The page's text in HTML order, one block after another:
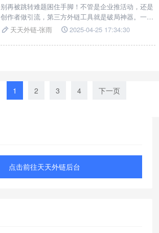
别再被跳转难题困住手脚！不管是企业推活动，还是
创作者做引流，第三方外链工具就是破局神器。一键
生成精准跳转链接，轻松把短信流量变成小程序活跃
锁流量增长新姿势！
天天外链-张雨 2025-04-25 17:34:30
1 2 3 4 下一页
点击前往天天外链后台